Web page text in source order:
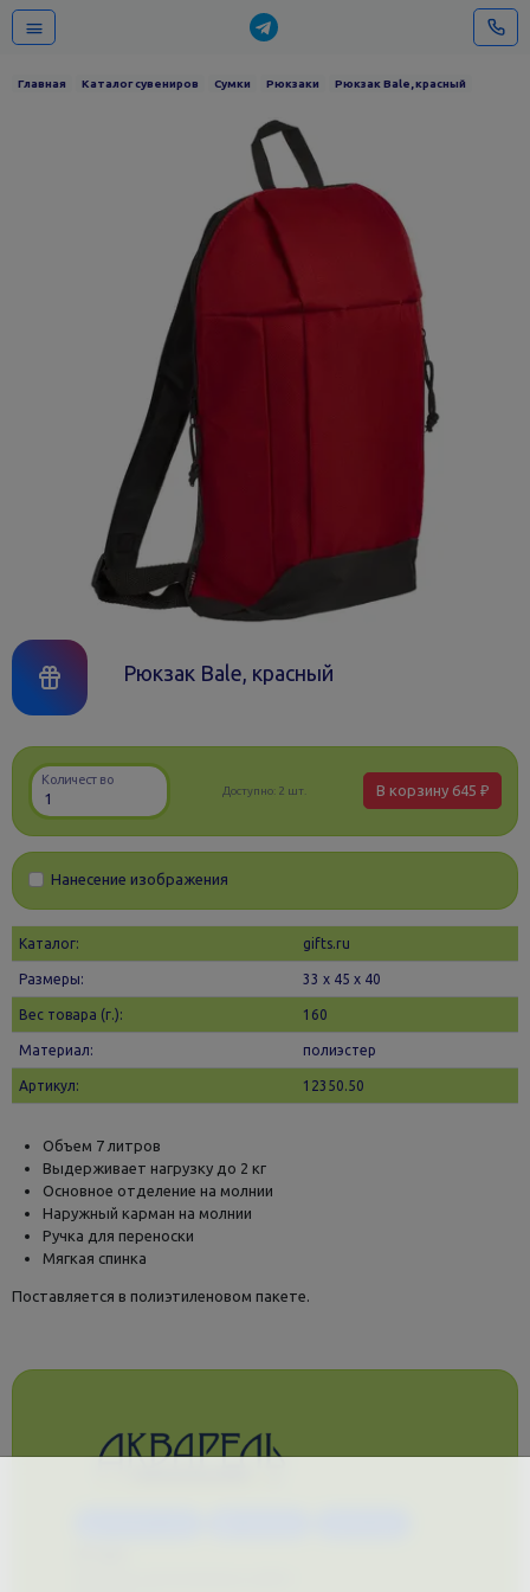
Главная Каталог сувениров Сумки Рюкзаки Рюкзак Bale, красный
Рюкзак Bale, красный
Количество
Доступно: 2 шт. В корзину 645 ₽
Нанесение изображения
Каталог: gifts.ru
Размеры: 33 х 45 x 40
Вес товара (г.): 160
Материал: полиэстер
Артикул: 12350.50
Объем 7 литров
Выдерживает нагрузку до 2 кг
Основное отделение на молнии
Наружный карман на молнии
Ручка для переноски
Мягкая спинка
Поставляется в полиэтиленовом пакете.